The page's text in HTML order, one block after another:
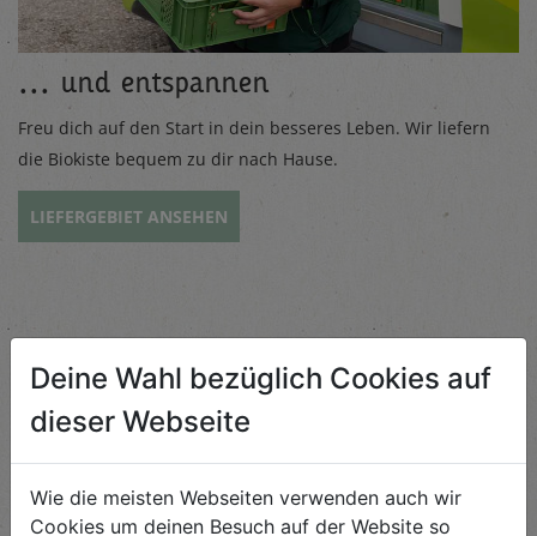
... und entspannen
Freu dich auf den Start in dein besseres Leben. Wir liefern
die Biokiste bequem zu dir nach Hause.
LIEFERGEBIET ANSEHEN
Eine Biokiste mit Mehrwert
8 Gründe für die Biokiste
Die Biokiste ist das, wofür wir jeden Tag aufs Feld gehen, die
Deine Wahl bezüglich Cookies auf
dieser Webseite
Wie die meisten Webseiten verwenden auch wir
Cookies um deinen Besuch auf der Website so